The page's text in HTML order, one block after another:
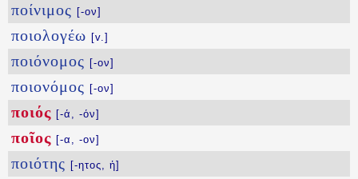
ποίνιμος [-ον]
ποιολογέω [v.]
ποιόνομος [-ον]
ποιονόμος [-ον]
ποιός [-ά, -όν]
ποῖος [-α, -ον]
ποιότης [-ητος, ἡ]